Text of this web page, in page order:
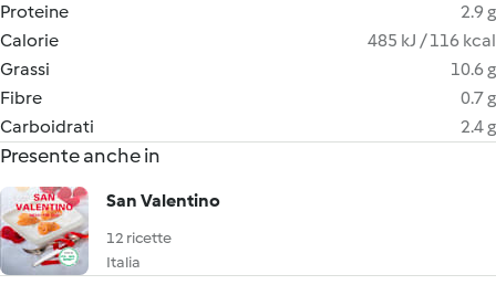
Proteine
2.9 g
Calorie
485 kJ / 116 kcal
Grassi
10.6 g
Fibre
0.7 g
Carboidrati
2.4 g
Presente anche in
San Valentino
12 ricette
Italia